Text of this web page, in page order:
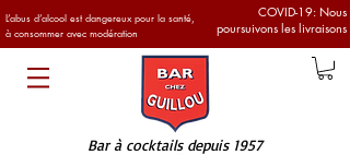
L’abus d’alcool est dangereux pour la santé,
à consommer avec modération
COVID-19: Nous
poursuivons les livraisons
Bar à cocktailsdepuis 1957